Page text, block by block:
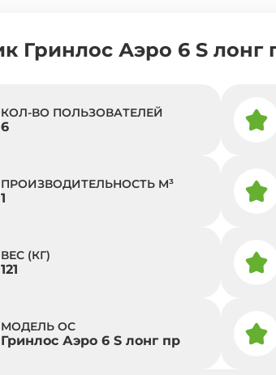
Гринлос Аэро 6 S лонг
КОЛ-ВО ПОЛЬЗОВАТЕЛЕЙ
6
ПРОИЗВОДИТЕЛЬНОСТЬ M³
1
ВЕС (КГ)
121
МОДЕЛЬ ОС
Гринлос Аэро 6 S лонг пр